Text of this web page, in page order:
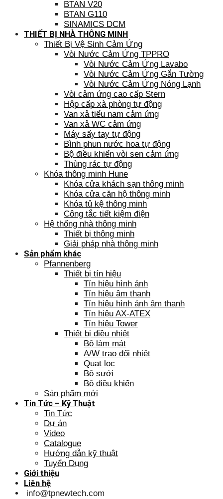
BTAN V20
BTAN G110
SINAMICS DCM
THIẾT BỊ NHÀ THÔNG MINH
Thiết Bị Vệ Sinh Cảm Ứng
Vòi Nước Cảm Ứng TPPRO
Vòi Nước Cảm Ứng Lavabo
Vòi Nước Cảm Ứng Gắn Tường
Vòi Nước Cảm Ứng Nóng Lạnh
Vòi cảm ứng cao cấp Stern
Hộp cấp xà phòng tự động
Van xả tiểu nam cảm ứng
Van xả WC cảm ứng
Máy sấy tay tự động
Bình phun nước hoa tự động
Bộ điều khiển vòi sen cảm ứng
Thùng rác tự động
Khóa thông minh Hune
Khóa cửa khách sạn thông minh
Khóa cửa căn hộ thông minh
Khóa tủ kệ thông minh
Công tắc tiết kiệm điện
Hệ thống nhà thông minh
Thiết bị thông minh
Giải pháp nhà thông minh
Sản phẩm khác
Pfannenberg
Thiết bị tín hiệu
Tín hiệu hình ảnh
Tín hiệu âm thanh
Tín hiệu hình ảnh âm thanh
Tín hiệu AX-ATEX
Tín hiệu Tower
Thiết bị điều nhiệt
Bộ làm mát
A/W trao đổi nhiệt
Quạt lọc
Bộ sưởi
Bộ điều khiển
Sản phẩm mới
Tin Tức – Kỹ Thuật
Tin Tức
Dự án
Video
Catalogue
Hướng dẫn kỹ thuật
Tuyển Dụng
Giới thiệu
Liên hệ
info@tpnewtech.com